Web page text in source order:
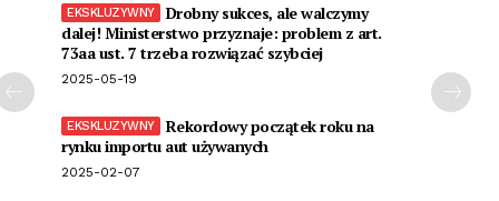
Drobny sukces, ale walczymy
dalej! Ministerstwo przyznaje: problem z art.
73aa ust. 7 trzeba rozwiązać szybciej
2025-05-19
Rekordowy początek roku na
rynku importu aut używanych
2025-02-07